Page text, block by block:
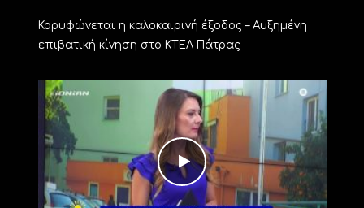
Κορυφώνεται η καλοκαιρινή έξοδος – Αυξημένη
επιβατική κίνηση στο ΚΤΕΛ Πάτρας